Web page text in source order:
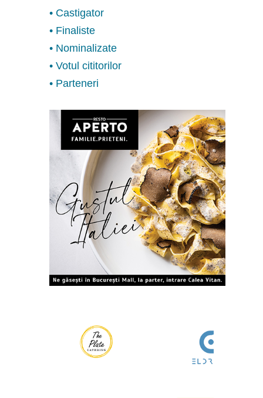
• Castigator
• Finaliste
• Nominalizate
• Votul cititorilor
• Parteneri